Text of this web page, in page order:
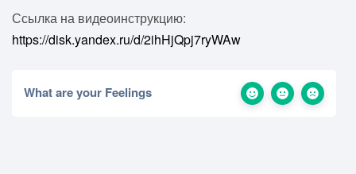
Ссылка на видеоинструкцию:
https://disk.yandex.ru/d/2ihHjQpj7ryWAw
What are your Feelings